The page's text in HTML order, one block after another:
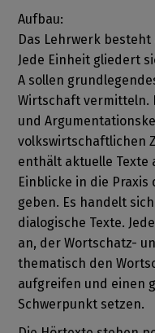
Aufbau:
Das Lehrwerk
Jede Einheit gliedert
A sollen
Wirtschaft vermitteln.
und
volkswirtschaftlichen
enthält aktuelle Texte
Einblicke in die
geben. Es handelt
dialogische Texte.
an, der Wortschatz-
thematisch den
aufgreifen und einen
Schwerpunkt setzen.